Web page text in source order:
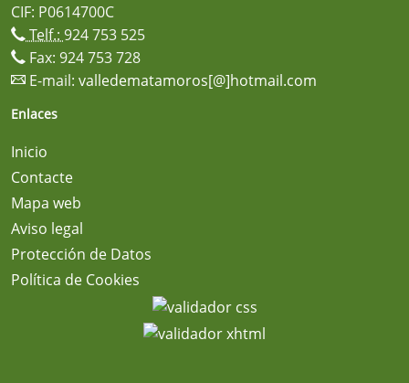
CIF: P0614700C
Telf.: 924 753 525
Fax: 924 753 728
E-mail: valledematamoros[@]hotmail.com
Enlaces
Inicio
Contacte
Mapa web
Aviso legal
Protección de Datos
Política de Cookies